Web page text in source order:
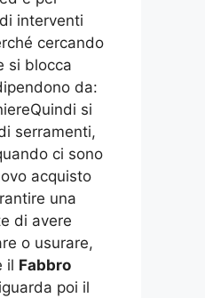
interventi
cercando
si blocca
da:
si
serramenti,
ci sono
acquisto
una
di avere
o usurare,
il Fabbro
poi il